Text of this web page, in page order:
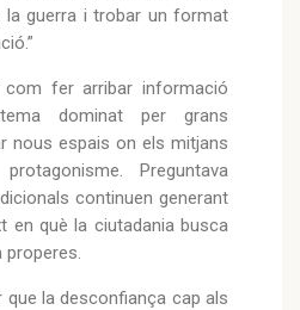
la guerra i trobar un format
com fer arribar informació
dominat per grans
nous espais on els mitjans
Preguntava
continuen generant
en què la ciutadania busca
que la desconfiança cap als